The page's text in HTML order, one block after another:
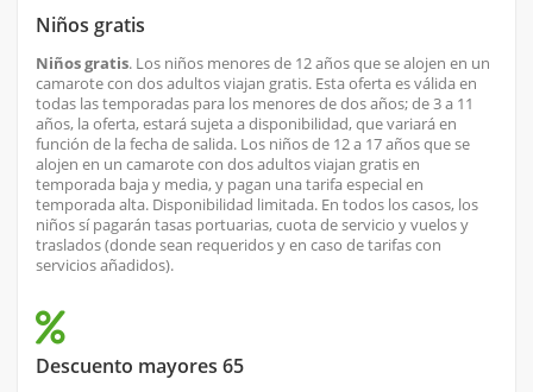
Niños gratis
Niños gratis. Los niños menores de 12 años que se alojen en un
camarote con dos adultos viajan gratis. Esta oferta es válida en
todas las temporadas para los menores de dos años; de 3 a 11
años, la oferta, estará sujeta a disponibilidad, que variará en
función de la fecha de salida. Los niños de 12 a 17 años que se
alojen en un camarote con dos adultos viajan gratis en
temporada baja y media, y pagan una tarifa especial en
temporada alta. Disponibilidad limitada. En todos los casos, los
niños sí pagarán tasas portuarias, cuota de servicio y vuelos y
traslados (donde sean requeridos y en caso de tarifas con
servicios añadidos).
Descuento mayores 65